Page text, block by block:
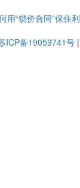
用“锁价合同”保住
ICP备19059741号